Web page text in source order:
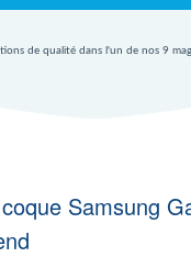
de qualité dans l'un de nos 9
Samsung